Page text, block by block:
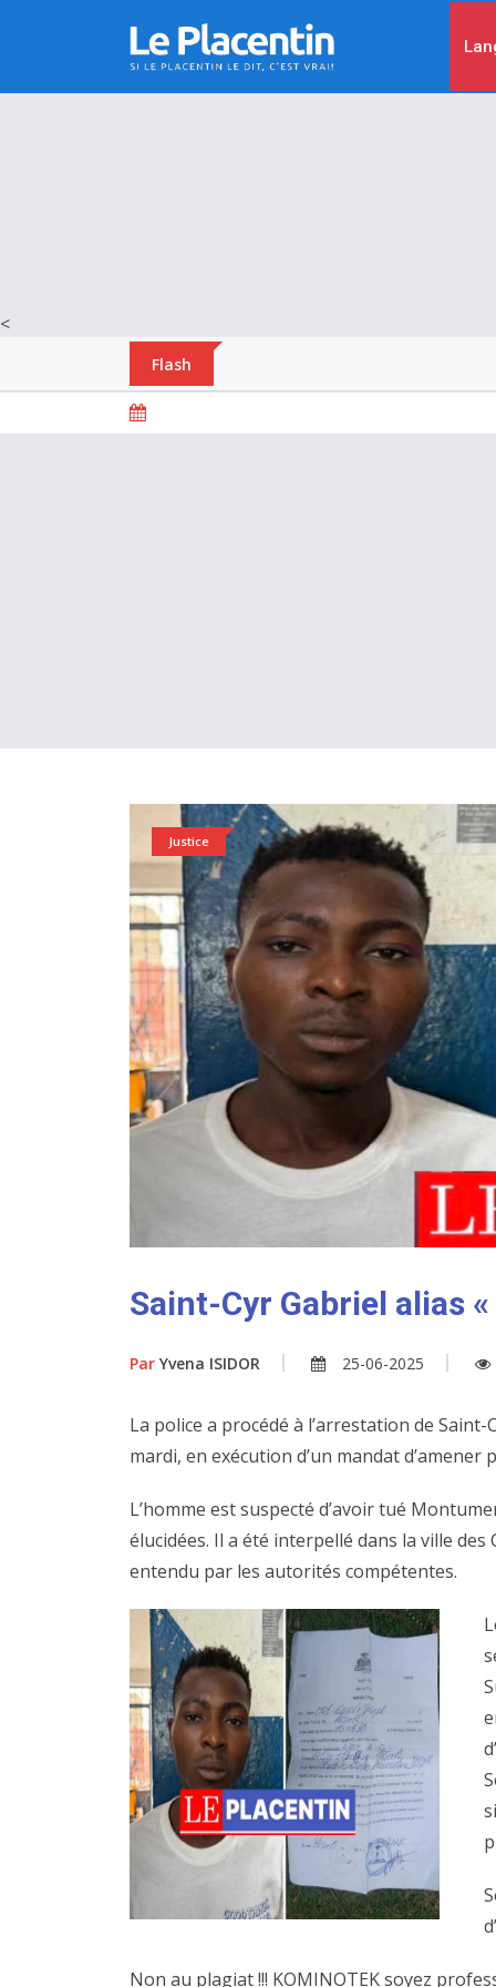
<
Flash
Justice
Saint-Cyr Gabriel alias
Par Yvena ISIDOR 25-06-2025
La police a procédé à l’arrestation de Saint-
mardi, en exécution d’un mandat d’amener
L’homme est suspecté d’avoir tué
élucidées. Il a été interpellé dans la ville
entendu par les autorités compétentes.
Non au plagiat !!! KOMINOTEK soyez